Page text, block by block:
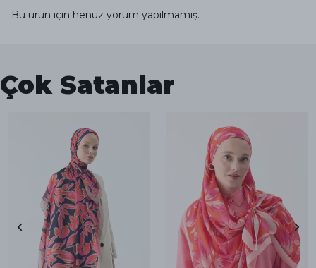
Bu ürün için henüz yorum yapılmamış.
Çok Satanlar